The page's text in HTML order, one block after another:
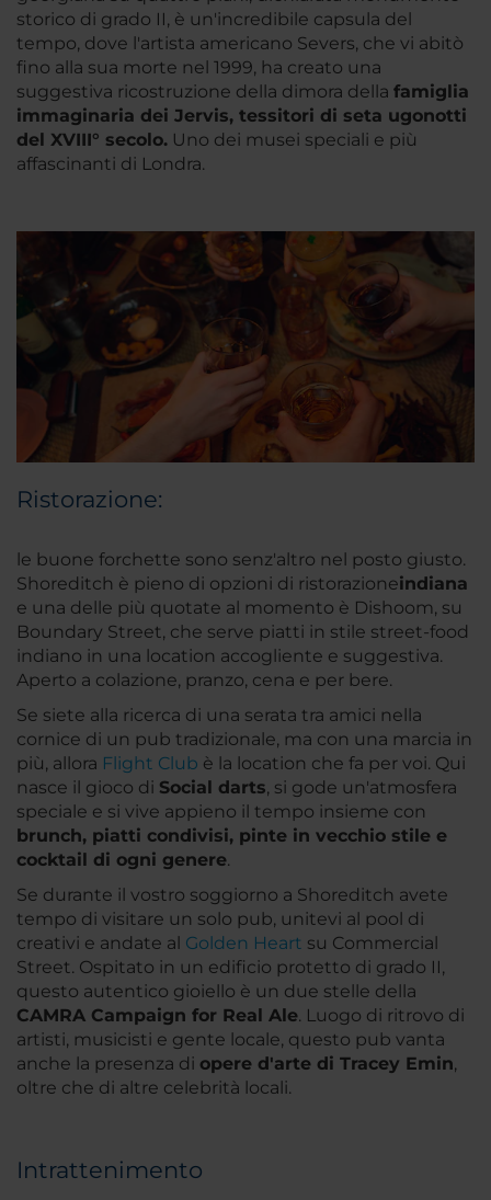
storico di grado II, è un'incredibile capsula del
tempo, dove l'artista americano Severs, che vi abitò
fino alla sua morte nel 1999, ha creato una
suggestiva ricostruzione della dimora della famiglia
immaginaria dei Jervis, tessitori di seta ugonotti
del XVIII° secolo. Uno dei musei speciali e più
affascinanti di Londra.
Ristorazione:
le buone forchette sono senz'altro nel posto giusto.
Shoreditch è pieno di opzioni di ristorazioneindiana
e una delle più quotate al momento è Dishoom, su
Boundary Street, che serve piatti in stile street-food
indiano in una location accogliente e suggestiva.
Aperto a colazione, pranzo, cena e per bere.
Se siete alla ricerca di una serata tra amici nella
cornice di un pub tradizionale, ma con una marcia in
più, allora Flight Club è la location che fa per voi. Qui
nasce il gioco di Social darts, si gode un'atmosfera
speciale e si vive appieno il tempo insieme con
brunch, piatti condivisi, pinte in vecchio stile e
cocktail di ogni genere.
Se durante il vostro soggiorno a Shoreditch avete
tempo di visitare un solo pub, unitevi al pool di
creativi e andate al Golden Heart su Commercial
Street. Ospitato in un edificio protetto di grado II,
questo autentico gioiello è un due stelle della
CAMRA Campaign for Real Ale. Luogo di ritrovo di
artisti, musicisti e gente locale, questo pub vanta
anche la presenza di opere d'arte di Tracey Emin,
oltre che di altre celebrità locali.
Intrattenimento